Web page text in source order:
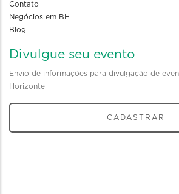
Contato
Negócios em BH
Blog
Divulgue seu evento
Envio de informações para divulgação de
Horizonte
CADASTRAR